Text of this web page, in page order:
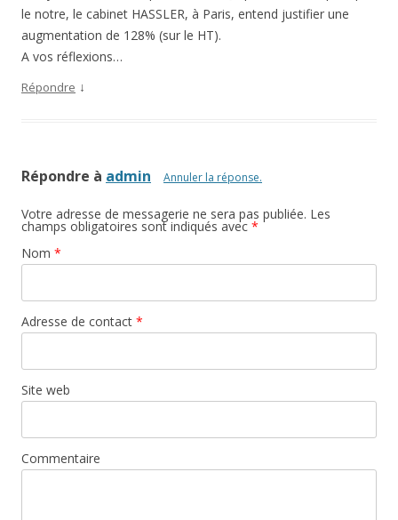
le notre, le cabinet HASSLER, à Paris, entend justifier une
augmentation de 128% (sur le HT).
A vos réflexions…
Répondre ↓
Répondre à admin Annuler la réponse.
Votre adresse de messagerie ne sera pas publiée. Les
champs obligatoires sont indiqués avec *
Nom *
Adresse de contact *
Site web
Commentaire